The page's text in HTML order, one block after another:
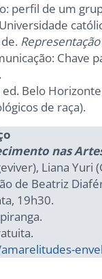
perfil de um
Chave
ed. Belo
de raça).
nas
Liana Yuri
de Beatriz
19h30.